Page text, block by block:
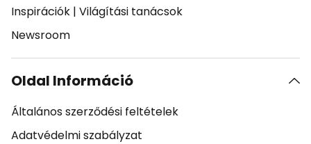
Inspirációk | Világítási tanácsok
Newsroom
Oldal Információ
Általános szerződési feltételek
Adatvédelmi szabályzat